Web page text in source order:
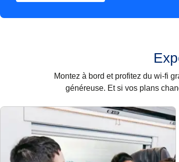
Montez à bord et profitez du wi-fi
généreuse. Et si vos plans